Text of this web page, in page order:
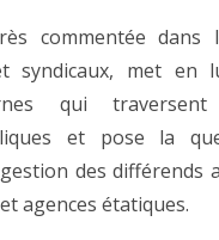
commentée dans
syndicaux, met en
qui traversent
et pose la
des différends
agences étatiques.